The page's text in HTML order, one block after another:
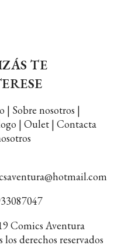
TE
| Sobre nosotros |
| Oulet | Contacta
Comics Aventura
los derechos reservados